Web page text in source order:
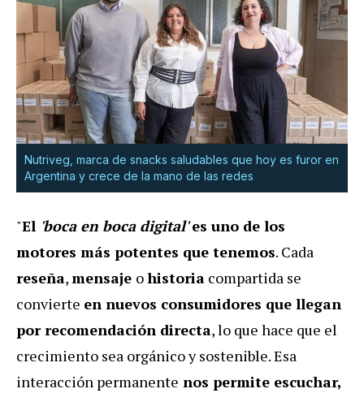
Nutriveg, marca de snacks saludables que hoy es furor en
Argentina y crece de la mano de las redes
"El 'boca en boca digital'es uno de los
motores más potentes que tenemos. Cada
reseña,mensaje ohistoria compartida se
convierte en nuevos consumidores que llegan
por recomendación directa, lo que hace que el
crecimiento sea orgánico y sostenible. Esa
interacción permanente nos permite escuchar,